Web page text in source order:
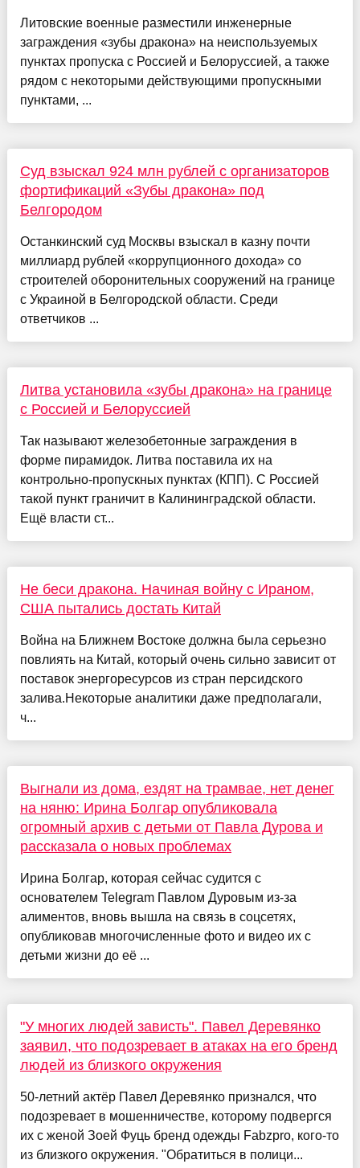
Литовские военные разместили инженерные
заграждения «зубы дракона» на неиспользуемых
пунктах пропуска с Россией и Белоруссией, а также
рядом с некоторыми действующими пропускными
пунктами, ...
Суд взыскал 924 млн рублей с организаторов
фортификаций «Зубы дракона» под
Белгородом
Останкинский суд Москвы взыскал в казну почти
миллиард рублей «коррупционного дохода» со
строителей оборонительных сооружений на границе
с Украиной в Белгородской области. Среди
ответчиков ...
Литва установила «зубы дракона» на границе
с Россией и Белоруссией
Так называют железобетонные заграждения в
форме пирамидок. Литва поставила их на
контрольно-пропускных пунктах (КПП). С Россией
такой пункт граничит в Калининградской области.
Ещё власти ст...
Не беси дракона. Начиная войну с Ираном,
США пытались достать Китай
Война на Ближнем Востоке должна была серьезно
повлиять на Китай, который очень сильно зависит от
поставок энергоресурсов из стран персидского
залива.Некоторые аналитики даже предполагали,
ч...
Выгнали из дома, ездят на трамвае, нет денег
на няню: Ирина Болгар опубликовала
огромный архив с детьми от Павла Дурова и
рассказала о новых проблемах
Ирина Болгар, которая сейчас судится с
основателем Telegram Павлом Дуровым из-за
алиментов, вновь вышла на связь в соцсетях,
опубликовав многочисленные фото и видео их с
детьми жизни до её ...
"У многих людей зависть". Павел Деревянко
заявил, что подозревает в атаках на его бренд
людей из близкого окружения
50-летний актёр Павел Деревянко признался, что
подозревает в мошенничестве, которому подвергся
их с женой Зоей Фуць бренд одежды Fabzpro, кого-то
из близкого окружения. "Обратиться в полици...